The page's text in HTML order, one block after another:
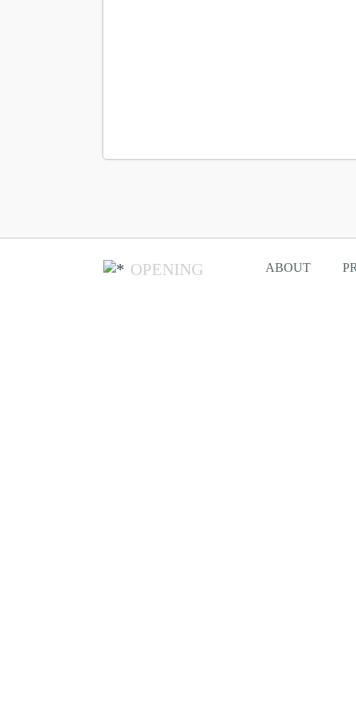
OPENING ABOUT